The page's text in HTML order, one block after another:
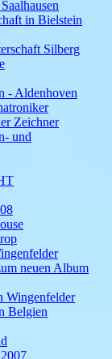
in Bielstein
Silberg
- Aldenhoven
Zeichner
und
neuen Album
Wingenfelder
Belgien